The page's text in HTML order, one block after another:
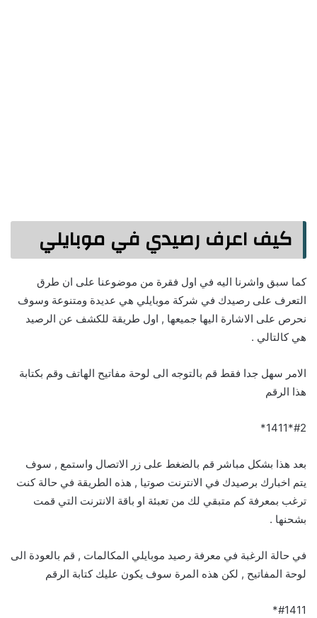
كيف اعرف رصيدي في موبايلي
كما سبق واشرنا اليه في اول فقرة من موضوعنا على ان طرق
التعرف على رصيدك في شركة موبايلي هي عديدة ومتنوعة وسوف
نحرص على الاشارة اليها جميعها , اول طريقة للكشف عن الرصيد
هي كالتالي .
الامر سهل جدا فقط قم بالتوجه الى لوحة مفاتيح الهاتف وقم بكتابة
هذا الرقم
#2*1411*
بعد هذا بشكل مباشر قم بالضغط على زر الاتصال واستمع , سوف
يتم اخبارك برصيدك في الانترنت صوتيا , هذه الطريقة في حالة كنت
ترغب بمعرفة كم متبقي لك من تعبئة او باقة الانترنت التي قمت
بشحنها .
في حالة الرغبة في معرفة رصيد موبايلي المكالمات , قم بالعودة الى
لوحة المفاتيح , لكن هذه المرة سوف يكون عليك كتابة الرقم
#1411*